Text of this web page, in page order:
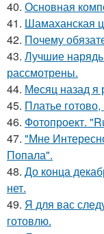
40. Основная
41. Шамаханская
42. Почему
43. Лучшие наряды
рассмотрены.
44. Мeсяц назад я
45. Платье
46. Фотопроект.
47. "Мне
Попала".
48. До конца
нет.
49. Я для вас
готовлю.